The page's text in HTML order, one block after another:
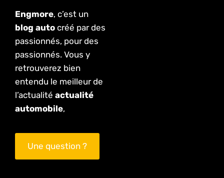
Engmore, c’est un
blog auto créé par des
passionnés, pour des
passionnés. Vous y
retrouverez bien
entendu le meilleur de
l’actualité actualité
automobile,
Une question ?